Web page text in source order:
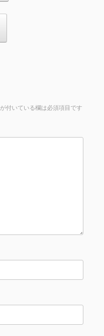
が付いている欄は必須項目です